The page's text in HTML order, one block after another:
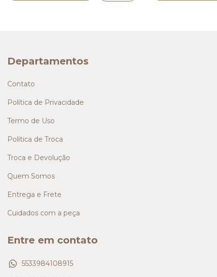
Departamentos
Contato
Política de Privacidade
Termo de Uso
Política de Troca
Troca e Devolução
Quem Somos
Entrega e Frete
Cuidados com a peça
Entre em contato
5533984108915